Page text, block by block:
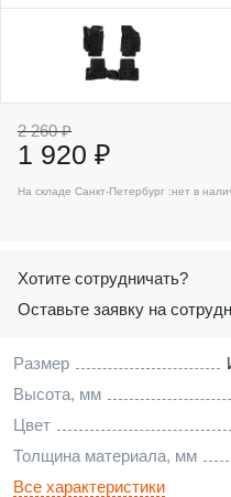
Размер
Высота, мм
Цвет
Толщина материала, мм
Все характеристики
2 260 ₽
1 920 ₽
На складе Санкт-Петербург :нет в
Хотите сотрудничать?
Оставьте заявку на